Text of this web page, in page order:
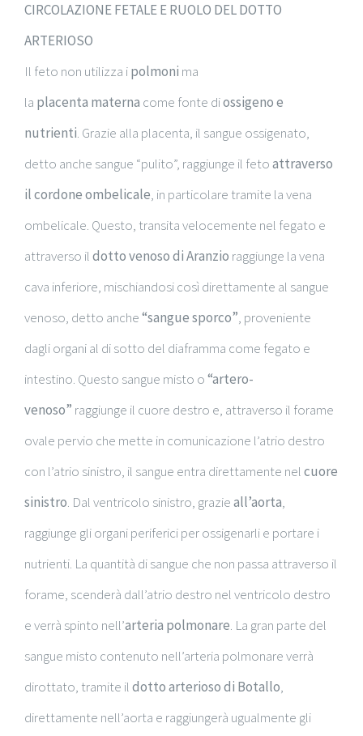
CIRCOLAZIONE FETALE E RUOLO DEL DOTTO
ARTERIOSO
Il feto non utilizza ipolmoni ma
la placenta materna come fonte diossigeno e
nutrienti. Grazie alla placenta, il sangue ossigenato,
detto anche sangue “pulito”, raggiunge il fetoattraverso
il cordone ombelicale, in particolare tramite la vena
ombelicale. Questo, transita velocemente nel fegato e
attraverso ildotto venoso di Aranzio raggiunge la vena
cava inferiore, mischiandosi così direttamente al sangue
venoso, detto anche“sangue sporco”, proveniente
dagli organi al di sotto del diaframma come fegato e
intestino. Questo sangue misto o“artero-
venoso” raggiunge il cuore destro e, attraverso il forame
ovale pervio che mette in comunicazione l’atrio destro
con l’atrio sinistro, il sangue entra direttamente nelcuore
sinistro. Dal ventricolo sinistro, grazieall’aorta,
raggiunge gli organi periferici per ossigenarli e portare i
nutrienti. La quantità di sangue che non passa attraverso il
forame, scenderà dall’atrio destro nel ventricolo destro
e verrà spinto nell’arteria polmonare. La gran parte del
sangue misto contenuto nell’arteria polmonare verrà
dirottato, tramite ildotto arterioso di Botallo,
direttamente nell’aorta e raggiungerà ugualmente gli